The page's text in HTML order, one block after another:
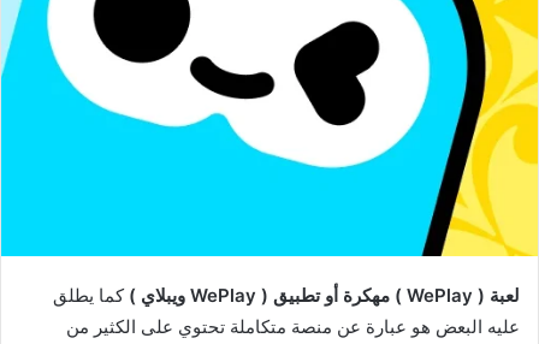
لعبة ( WePlay ) مهكرة أو تطبيق ( WePlay ويبلاي )
كما يطلق
عليه البعض هو عبارة عن منصة متكاملة تحتوي على الكثير من